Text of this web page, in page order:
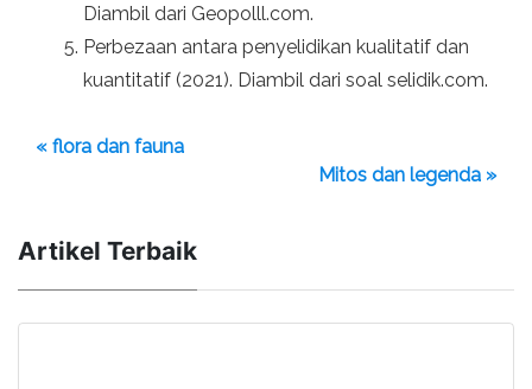
Diambil dari Geopolll.com.
Perbezaan antara penyelidikan kualitatif dan
kuantitatif (2021). Diambil dari soal selidik.com.
« flora dan fauna
Mitos dan legenda »
Artikel Terbaik